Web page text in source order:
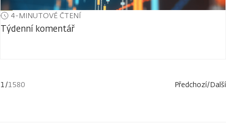
4-MINUTOVÉ ČTENÍ
Týdenní komentář
1/1580 Předchozí/Další